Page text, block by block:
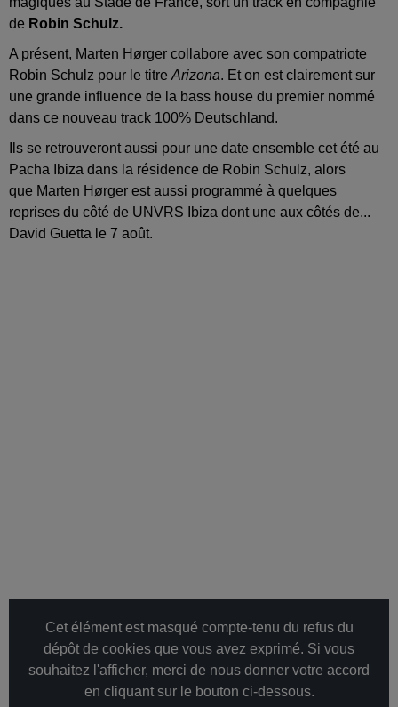
de Robin Schulz.
A présent, Marten Hørger collabore avec son compatriote
Robin Schulz pour le titre Arizona. Et on est clairement sur
une grande influence de la bass house du premier nommé
dans ce nouveau track 100% Deutschland.
Ils se retrouveront aussi pour une date ensemble cet été au
Pacha Ibiza dans la résidence de Robin Schulz, alors
que Marten Hørger est aussi programmé à quelques
reprises du côté de UNVRS Ibiza dont une aux côtés de...
David Guetta le 7 août.
Cet élément est masqué compte-tenu du refus du
dépôt de cookies que vous avez exprimé. Si vous
souhaitez l'afficher, merci de nous donner votre accord
en cliquant sur le bouton ci-dessous.